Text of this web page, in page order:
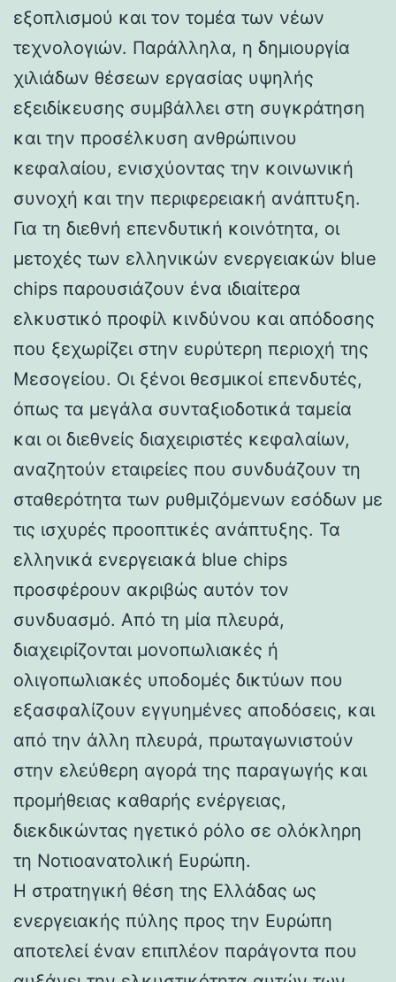
εξοπλισμού και τον τομέα των νέων
τεχνολογιών. Παράλληλα, η δημιουργία
χιλιάδων θέσεων εργασίας υψηλής
εξειδίκευσης συμβάλλει στη συγκράτηση
και την προσέλκυση ανθρώπινου
κεφαλαίου, ενισχύοντας την κοινωνική
συνοχή και την περιφερειακή ανάπτυξη.
Για τη διεθνή επενδυτική κοινότητα, οι
μετοχές των ελληνικών ενεργειακών blue
chips παρουσιάζουν ένα ιδιαίτερα
ελκυστικό προφίλ κινδύνου και απόδοσης
που ξεχωρίζει στην ευρύτερη περιοχή της
Μεσογείου. Οι ξένοι θεσμικοί επενδυτές,
όπως τα μεγάλα συνταξιοδοτικά ταμεία
και οι διεθνείς διαχειριστές κεφαλαίων,
αναζητούν εταιρείες που συνδυάζουν τη
σταθερότητα των ρυθμιζόμενων εσόδων με
τις ισχυρές προοπτικές ανάπτυξης. Τα
ελληνικά ενεργειακά blue chips
προσφέρουν ακριβώς αυτόν τον
συνδυασμό. Από τη μία πλευρά,
διαχειρίζονται μονοπωλιακές ή
ολιγοπωλιακές υποδομές δικτύων που
εξασφαλίζουν εγγυημένες αποδόσεις, και
από την άλλη πλευρά, πρωταγωνιστούν
στην ελεύθερη αγορά της παραγωγής και
προμήθειας καθαρής ενέργειας,
διεκδικώντας ηγετικό ρόλο σε ολόκληρη
τη Νοτιοανατολική Ευρώπη.
Η στρατηγική θέση της Ελλάδας ως
ενεργειακής πύλης προς την Ευρώπη
αποτελεί έναν επιπλέον παράγοντα που